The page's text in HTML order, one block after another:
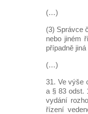
(…)
(3) Správce
nebo jiném
případně
(…)
31. Ve výše
a § 83 odst.
vydání
řízení